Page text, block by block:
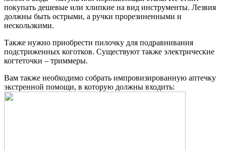
покупать дешевые или хлипкие на вид инструменты. Лезвия
должны быть острыми, а ручки прорезиненными и
нескользкими.
Также нужно приобрести пилочку для подравнивания
подстриженных коготков. Существуют также электрические
когтеточки – триммеры.
Вам также необходимо собрать импровизированную аптечку
экстренной помощи, в которую должны входить: